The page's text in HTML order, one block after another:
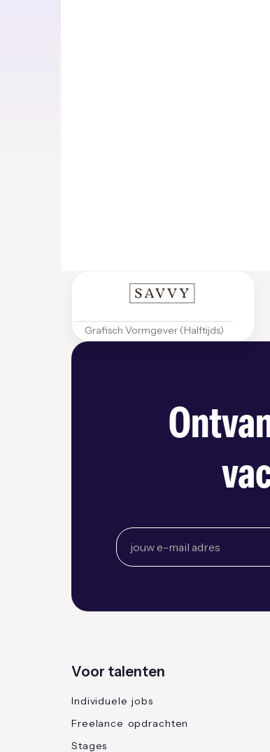
Grafisch Vormgever (Halftijds)
Voor talenten
Individuele jobs
Freelance opdrachten
Stages